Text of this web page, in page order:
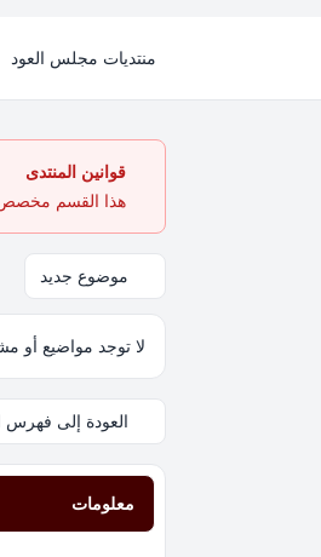
منتديات مجلس العود
قوانين المنتدى
هذا القسم مخصص
موضوع جديد
لا توجد مواضيع أو
العودة إلى فهرس
معلومات